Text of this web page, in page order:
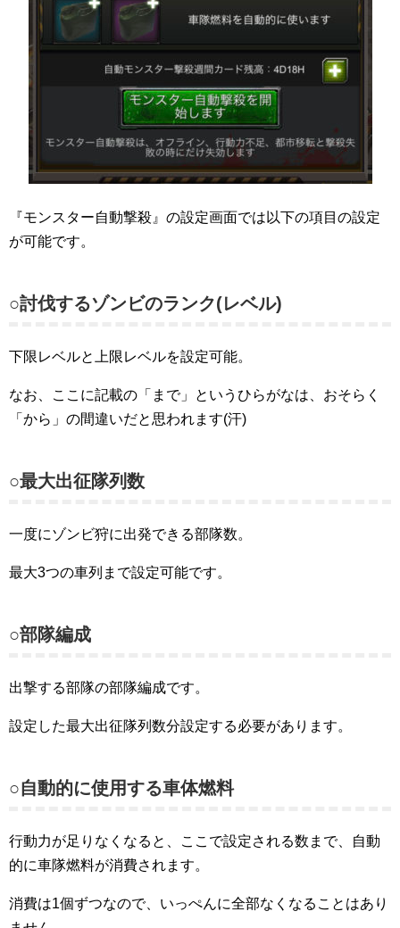
『モンスター自動撃殺』の設定画面では以下の項目の設定
が可能です。
○討伐するゾンビのランク(レベル)
下限レベルと上限レベルを設定可能。
なお、ここに記載の「まで」というひらがなは、おそらく
「から」の間違いだと思われます(汗)
○最大出征隊列数
一度にゾンビ狩に出発できる部隊数。
最大3つの車列まで設定可能です。
○部隊編成
出撃する部隊の部隊編成です。
設定した最大出征隊列数分設定する必要があります。
○自動的に使用する車体燃料
行動力が足りなくなると、ここで設定される数まで、自動
的に車隊燃料が消費されます。
消費は1個ずつなので、いっぺんに全部なくなることはあり